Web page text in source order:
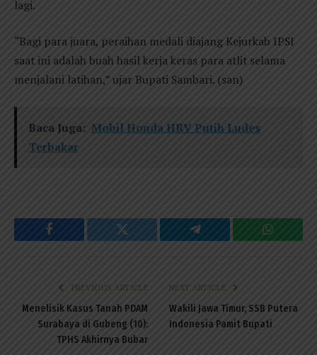
lagi.
“Bagi para juara, peraihan medali diajang Kejurkab IPSI
saat ini adalah buah hasil kerja keras para atlit selama
menjalani latihan,” ujar Bupati Sambari. (san)
Baca Juga: Mobil Honda HRV Putih Ludes
Terbakar
Facebook Twitter Telegram
PREVIOUS ARTICLE
Menelisik Kasus Tanah PDAM
Surabaya di Gubeng (10):
TPHS Akhirnya Bubar
NEXT ARTICLE
Wakili Jawa Timur, SSB Putera
Indonesia Pamit Bupati